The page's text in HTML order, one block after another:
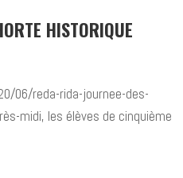
HISTORIQUE
06/reda-rida-journee-des-
midi, les élèves de cinquième